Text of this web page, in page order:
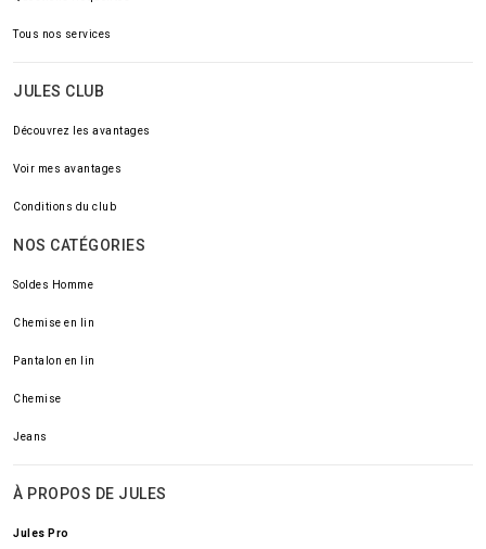
Tous nos services
JULES CLUB
Découvrez les avantages
Voir mes avantages
Conditions du club
NOS CATÉGORIES
Soldes Homme
Chemise en lin
Pantalon en lin
Chemise
Jeans
À PROPOS DE JULES
Jules Pro